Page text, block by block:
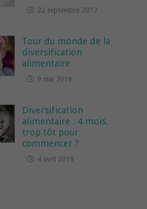
22 septembre 2017
Tour du monde de la
diversification
alimentaire
9 mai 2019
Diversification
alimentaire : 4 mois,
trop tôt pour
commencer ?
4 avril 2019